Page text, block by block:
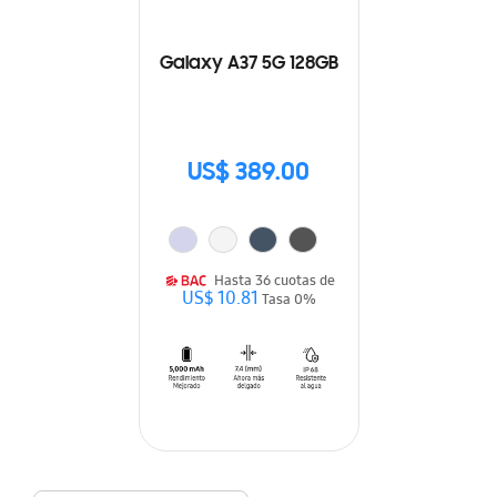
Galaxy A37 5G 128GB
US$ 389.00
Hasta 36 cuotas de
US$ 10.81 Tasa 0%